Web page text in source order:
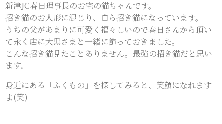
新津JC春日理事長のお宅の猫ちゃんです。
招き猫のお人形に混じり、自ら招き猫になっています。
うちの父があまりに可愛く福々しいので春日さんから頂い
て永く店に大黒さまと一緒に飾っておきました。
こんな招き猫見たことありません。最強の招き猫だと思い
ます。
身近にある「ふくもの」を探してみると、笑顔になれます
よ(笑)